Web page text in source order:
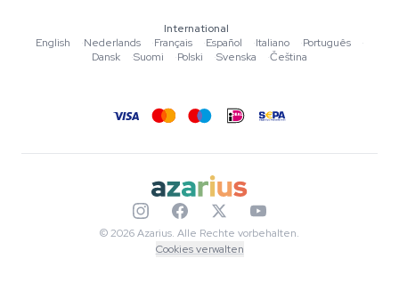
Redaktionelle Standards
Tools & Rechner
International
English
·Nederlands ·Français ·Español ·Italiano ·Português
·
Dansk
·Suomi ·Polski ·Svenska ·Čeština
© 2026 Azarius. Alle Rechte vorbehalten.
Cookies verwalten